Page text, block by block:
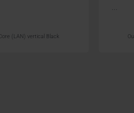
(LAN) vertical Black
...